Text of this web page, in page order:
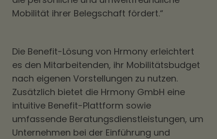
Mobilität ihrer Belegschaft fördert.“
Die Benefit-Lösung von Hrmony erleichtert
es den Mitarbeitenden, ihr Mobilitätsbudget
nach eigenen Vorstellungen zu nutzen.
Zusätzlich bietet die Hrmony GmbH eine
intuitive Benefit-Plattform sowie
umfassende Beratungsdienstleistungen, um
Unternehmen bei der Einführung und